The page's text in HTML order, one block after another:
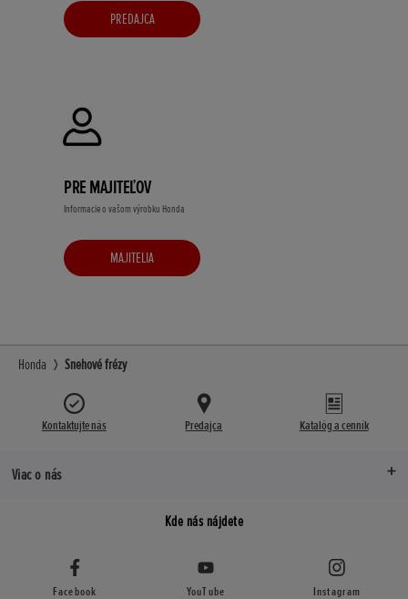
PREDAJCA
PRE MAJITEĽOV
Informacie o vašom výrobku Honda
MAJITELIA
Honda Snehové frézy
Kontaktujte nás Predajca Katalóg a cenník
Viac o nás
Kde nás nájdete
Facebook YouTube Instagram